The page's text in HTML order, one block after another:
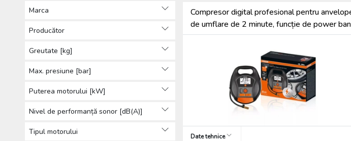
grădină și pentru construcții, scule
Baterii, acumulatori, încărcătoare
Instrumente de lipire si sudură
(34)
Instrumente de măsurare și
Mobiliere pentru atelier, scule
pneumatice și depozitare (147)
Marca
Producător
Greutate [kg]
Max. presiune [bar]
Puterea motorului [kW]
Nivel de performanță sonor [dB(A)]
Tipul motorului
Compresor digital profesional pentru
de umflare de 2 minute, funcție de power
Date tehnice